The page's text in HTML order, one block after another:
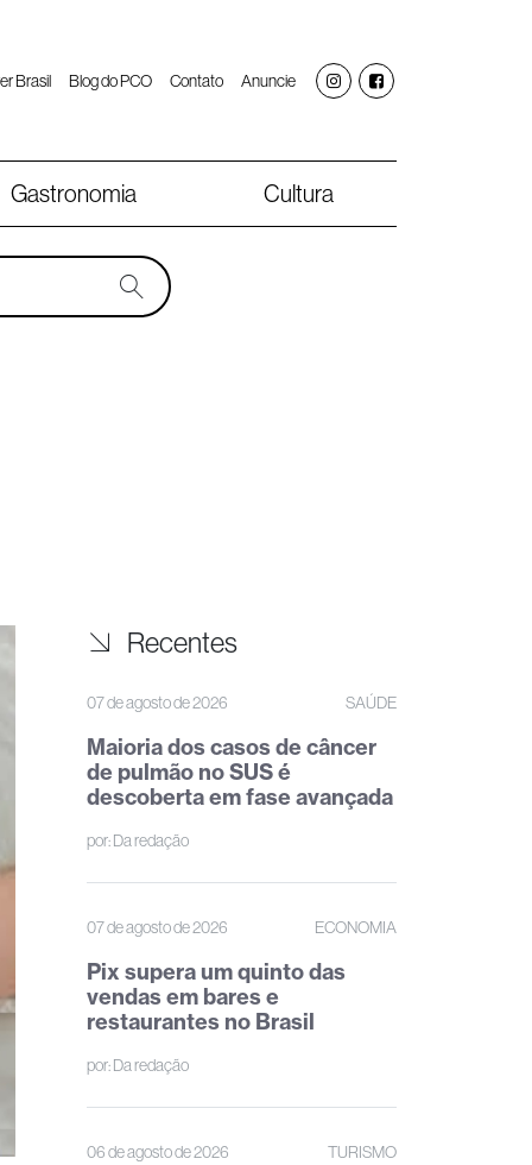
Brasil Blog do PCO Contato Anuncie
Gastronomia Cultura
Recentes
07 de agosto de 2026 SAÚDE
Maioria dos casos de câncer
de pulmão no SUS é
descoberta em fase avançada
por:Da redação
07 de agosto de 2026 ECONOMIA
Pix supera um quinto das
vendas em bares e
restaurantes no Brasil
por:Da redação
06 de agosto de 2026 TURISMO